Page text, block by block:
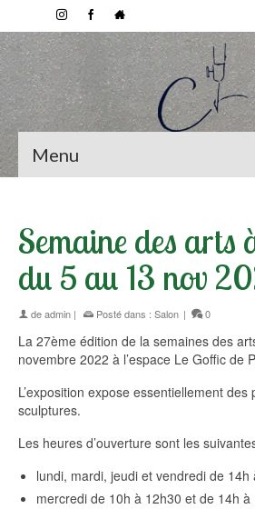
Menu
Semaine des arts
du 5 au 13 nov
deadmin | Posté dans : Salon | 0
La 27ème édition de la semaines des
novembre 2022 à l’espace Le Goffic de
L’exposition expose essentiellement
sculptures.
Les heures d’ouverture sont les
lundi, mardi, jeudi et vendredi de 14h
mercredi de 10h à 12h30 et de 14h à